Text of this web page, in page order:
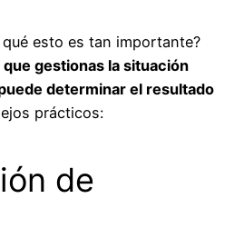
esto es tan importante?
que gestionas la situación
determinar el resultado
prácticos:
de